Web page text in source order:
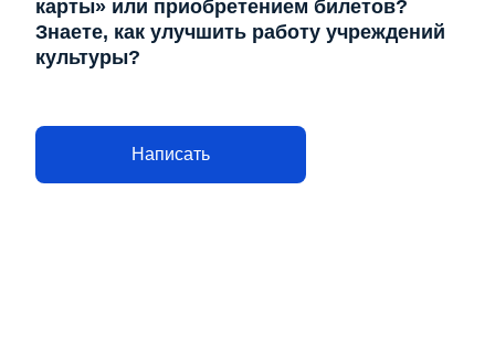
карты» или приобретением билетов?
Знаете, как улучшить работу учреждений
культуры?
Написать